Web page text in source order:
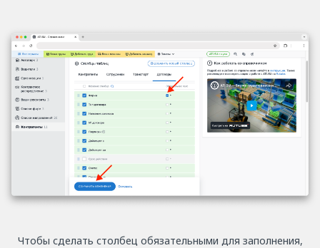
Чтобы сделать столбец обязательными для заполнения,